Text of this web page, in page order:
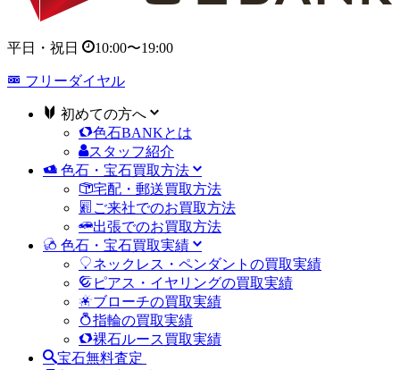
平日・祝日 10:00〜19:00
フリーダイヤル
初めての方へ
色石BANKとは
スタッフ紹介
色石・宝石買取方法
宅配・郵送買取方法
ご来社でのお買取方法
出張でのお買取方法
色石・宝石買取実績
ネックレス・ペンダントの買取実績
ピアス・イヤリングの買取実績
ブローチの買取実績
指輪の買取実績
裸石ルース買取実績
宝石無料査定